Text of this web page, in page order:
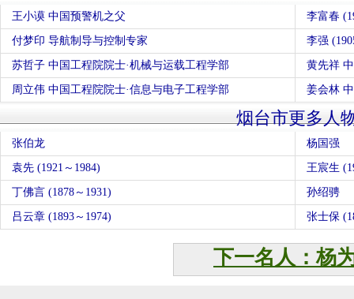
王小谟 中国预警机之父 李富春
付梦印 导航制导与控制专家 李强
苏哲子 中国工程院院士·机械与运载工程学部 黄先祥
周立伟 中国工程院院士·信息与电子工程学部 姜会林
烟台市更多人
张伯龙 杨国强
袁先 (1921～1984) 王宸生
丁佛言 (1878～1931) 孙绍骋
吕云章 (1893～1974) 张士保
下一名人：杨